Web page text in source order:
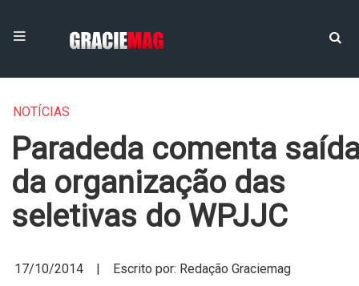
NOTÍCIAS
Paradeda comenta
da organização das
seletivas do WPJJC
17/10/2014 | Escrito por: Redação Graciemag